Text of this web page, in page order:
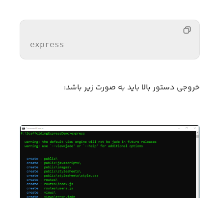
express
خروجی دستور بالا باید به صورت زیر باشد: